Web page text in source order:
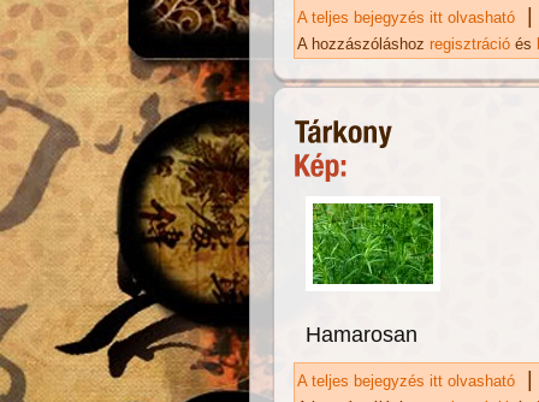
A teljes bejegyzés itt olvasható
|
A hozzászóláshoz regisztráció és
Hamarosan
A teljes bejegyzés itt olvasható |